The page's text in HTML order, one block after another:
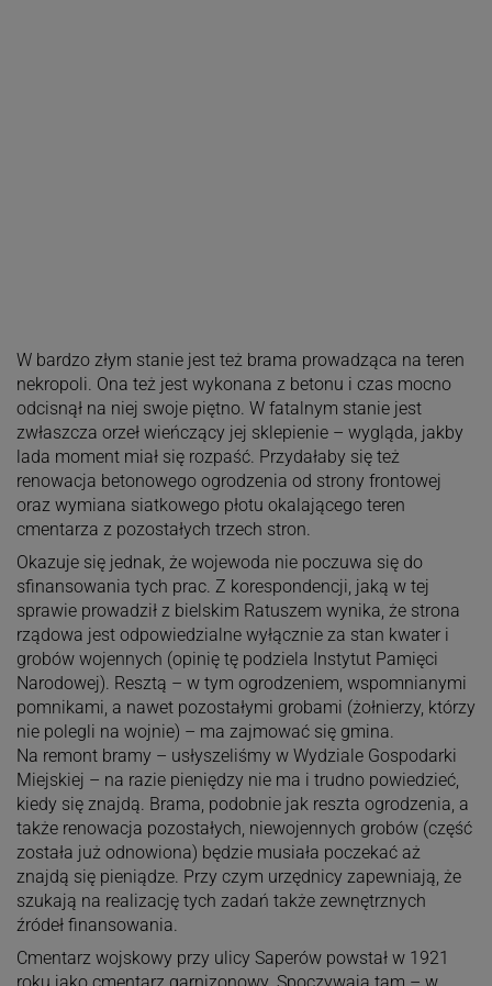
W bardzo złym stanie jest też brama prowadząca na teren
nekropoli. Ona też jest wykonana z betonu i czas mocno
odcisnął na niej swoje piętno. W fatalnym stanie jest
zwłaszcza orzeł wieńczący jej sklepienie – wygląda, jakby
lada moment miał się rozpaść. Przydałaby się też
renowacja betonowego ogrodzenia od strony frontowej
oraz wymiana siatkowego płotu okalającego teren
cmentarza z pozostałych trzech stron.
Okazuje się jednak, że wojewoda nie poczuwa się do
sfinansowania tych prac. Z korespondencji, jaką w tej
sprawie prowadził z bielskim Ratuszem wynika, że strona
rządowa jest odpowiedzialne wyłącznie za stan kwater i
grobów wojennych (opinię tę podziela Instytut Pamięci
Narodowej). Resztą – w tym ogrodzeniem, wspomnianymi
pomnikami, a nawet pozostałymi grobami (żołnierzy, którzy
nie polegli na wojnie) – ma zajmować się gmina.
Na remont bramy – usłyszeliśmy w Wydziale Gospodarki
Miejskiej – na razie pieniędzy nie ma i trudno powiedzieć,
kiedy się znajdą. Brama, podobnie jak reszta ogrodzenia, a
także renowacja pozostałych, niewojennych grobów (część
została już odnowiona) będzie musiała poczekać aż
znajdą się pieniądze. Przy czym urzędnicy zapewniają, że
szukają na realizację tych zadań także zewnętrznych
źródeł finansowania.
Cmentarz wojskowy przy ulicy Saperów powstał w 1921